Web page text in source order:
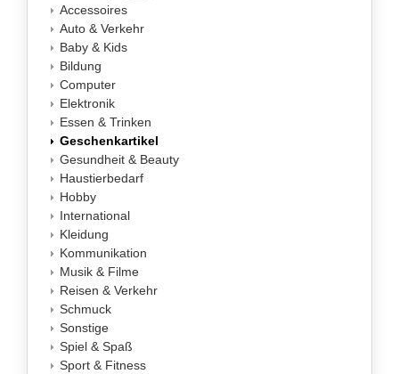
Accessoires
Auto & Verkehr
Baby & Kids
Bildung
Computer
Elektronik
Essen & Trinken
Geschenkartikel
Gesundheit & Beauty
Haustierbedarf
Hobby
International
Kleidung
Kommunikation
Musik & Filme
Reisen & Verkehr
Schmuck
Sonstige
Spiel & Spaß
Sport & Fitness